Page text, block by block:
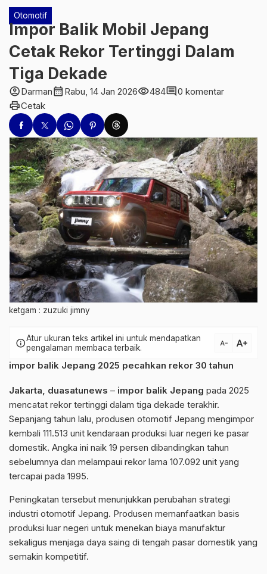
Otomotif
Impor Balik Mobil Jepang
Cetak Rekor Tertinggi Dalam
Tiga Dekade
account_circleDarmancalendar_month Rabu, 14 Jan 2026visibility484comment0 komentar
printCetak
ketgam : zuzuki jimny
infoAtur ukuran teks artikel ini untuk mendapatkan
pengalaman membaca terbaik.
text_decrease text_increase
impor balik Jepang 2025 pecahkan rekor 30 tahun
Jakarta, duasatunews – impor balik Jepang pada 2025
mencatat rekor tertinggi dalam tiga dekade terakhir.
Sepanjang tahun lalu, produsen otomotif Jepang mengimpor
kembali 111.513 unit kendaraan produksi luar negeri ke pasar
domestik. Angka ini naik 19 persen dibandingkan tahun
sebelumnya dan melampaui rekor lama 107.092 unit yang
tercapai pada 1995.
Peningkatan tersebut menunjukkan perubahan strategi
industri otomotif Jepang. Produsen memanfaatkan basis
produksi luar negeri untuk menekan biaya manufaktur
sekaligus menjaga daya saing di tengah pasar domestik yang
semakin kompetitif.